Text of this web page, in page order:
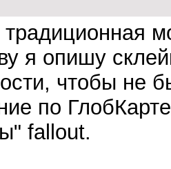
традиционная
я опишу
чтобы не
по
fallout.